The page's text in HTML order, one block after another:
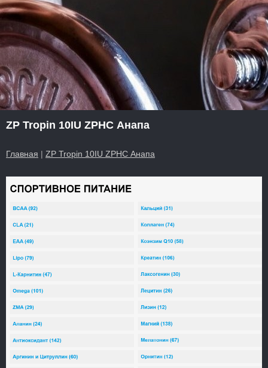
ZP Tropin 10IU ZPHC Анапа
Главная | ZP Tropin 10IU ZPHC Анапа